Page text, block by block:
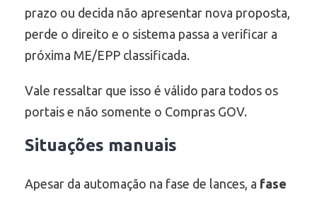
prazo ou decida não apresentar nova proposta,
perde o direito e o sistema passa a verificar a
próxima ME/EPP classificada.
Vale ressaltar que isso é válido para todos os
portais e não somente o Compras GOV.
Situações manuais
Apesar da automação na fase de lances, a fase